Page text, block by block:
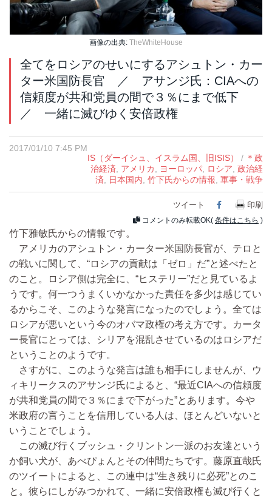
画像の出典: TheWhiteHouse
全てをロシアのせいにするアシュトン・カー
ター米国防長官 ／ アサンジ氏：CIAへの
信頼度が共和党員の間で３％にまで低下
／ 一緒に滅びゆく安倍政権
2017/01/10 7:45 PM
IS（ダーイシュ、イスラム国、旧ISIS）
/ ＊政
治経済
アメリカ ヨーロッパ ロシア 政治経
済
日本国内 竹下氏からの情報 軍事・戦争
ツイート Facebook
印刷
コメントのみ転載OK( 条件はこちら )
竹下雅敏氏からの情報です。
アメリカのアシュトン・カーター米国防長官が、テロと
の戦いに関して、“ロシアの貢献は「ゼロ」だ”と述べたと
のこと。ロシア側は完全に、“ヒステリー”だと見ているよ
うです。何一つうまくいかなかった責任を多少は感じてい
るからこそ、このような発言になったのでしょう。全ては
ロシアが悪いという今のオバマ政権の考え方です。カータ
ー長官にとっては、シリアを混乱させているのはロシアだ
ということのようです。
さすがに、このような発言は誰も相手にしませんが、ウ
ィキリークスのアサンジ氏によると、“最近CIAへの信頼度
が共和党員の間で３％にまで下がった”とあります。今や
米政府の言うことを信用している人は、ほとんどいないと
いうことでしょう。
この滅び行くブッシュ・クリントン一派のお友達という
か飼い犬が、あべぴょんとその仲間たちです。藤原直哉氏
のツイートによると、この連中は“生き残りに必死”とのこ
と。彼らにしがみつかれて、一緒に安倍政権も滅び行くと